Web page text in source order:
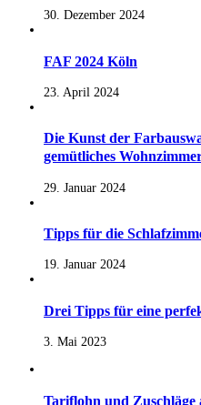
30. Dezember 2024
FAF 2024 Köln
23. April 2024
Die Kunst der
gemütliches
29. Januar 2024
Tipps für die
19. Januar 2024
Drei Tipps für eine
3. Mai 2023
Tariflohn und